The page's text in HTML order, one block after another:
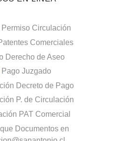
Permiso Circulación
Comerciales
Derecho de Aseo
Pago Juzgado
Decreto de Pago
P. de Circulación
PAT Comercial
Documentos en